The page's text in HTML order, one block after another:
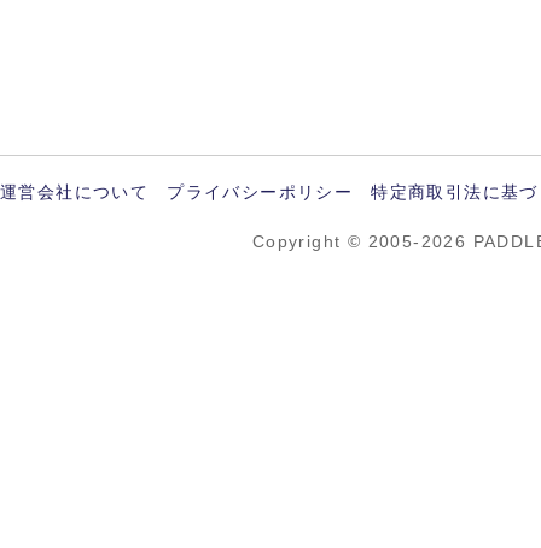
運営会社について プライバシーポリシー 特定商取引法に基
Copyright © 2005-2026